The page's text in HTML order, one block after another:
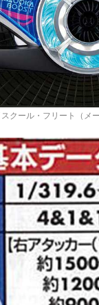
クール・フリート（メー